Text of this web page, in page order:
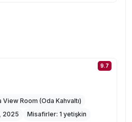
9.7
View Room (Oda Kahvaltı)
2025 Misafirler: 1 yetişkin